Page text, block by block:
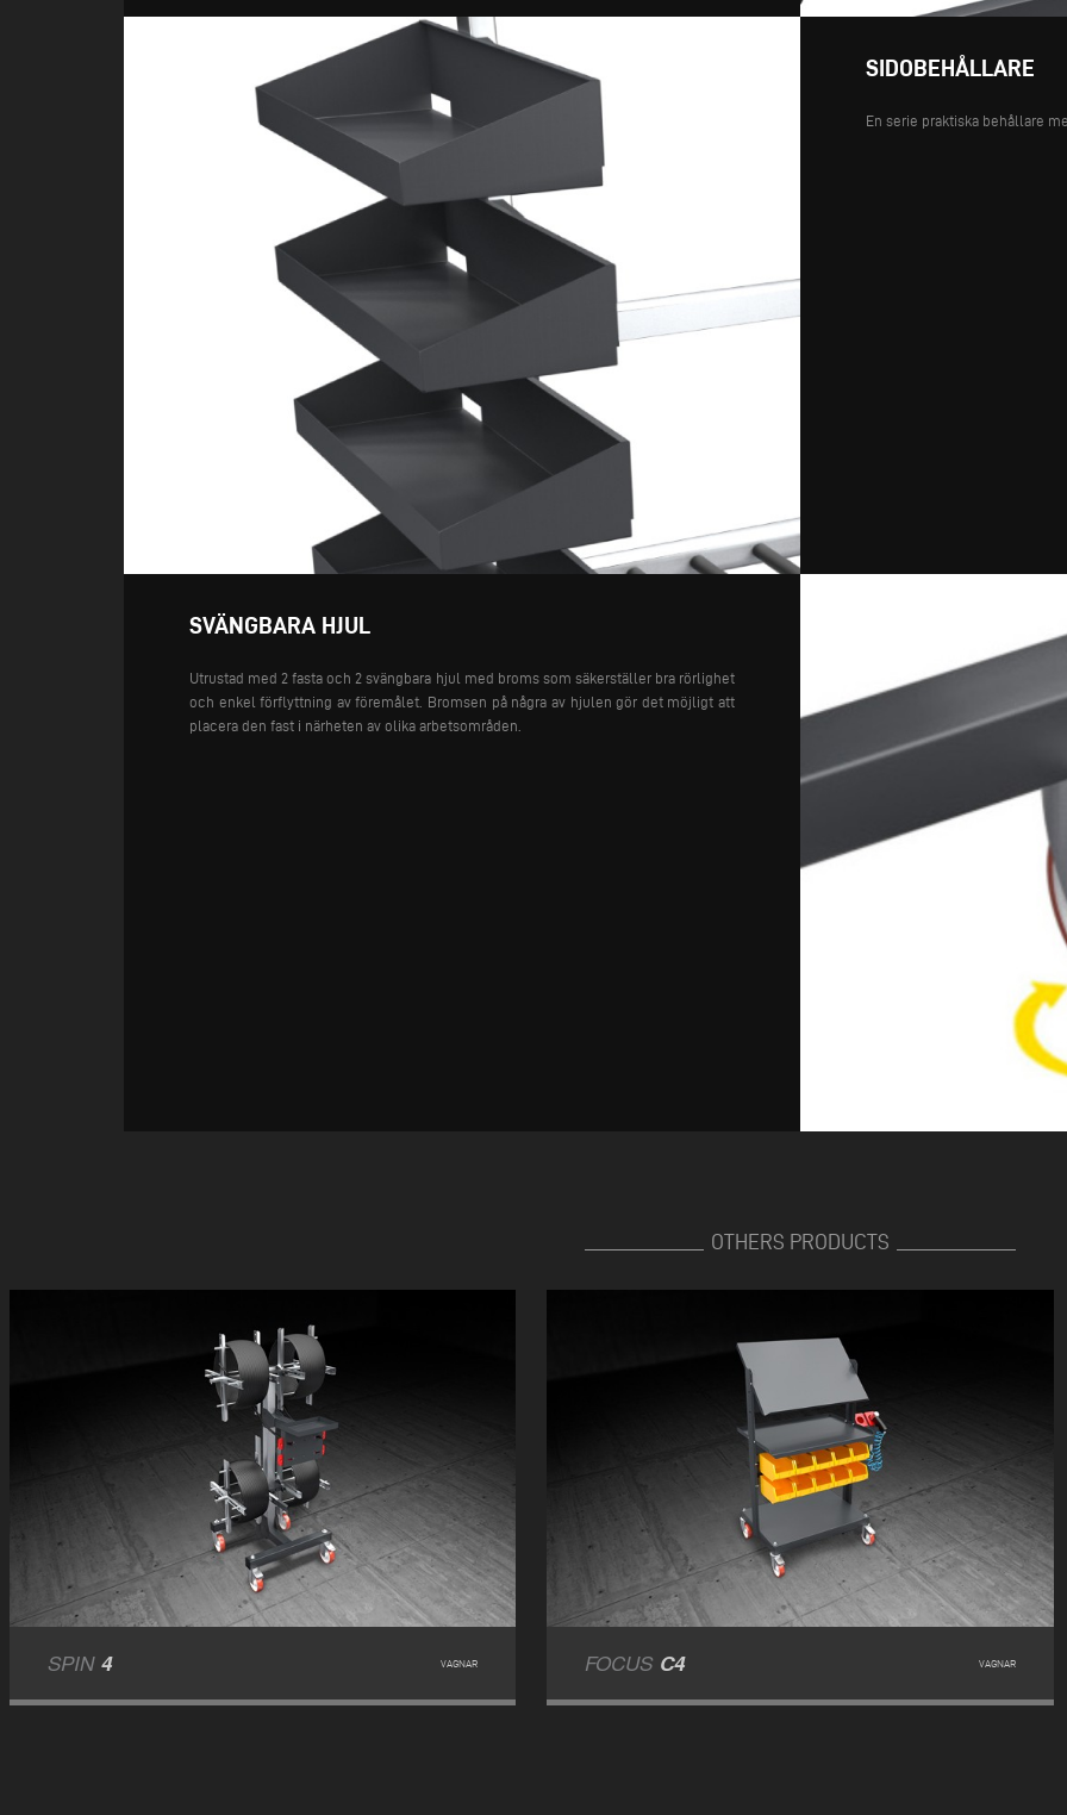
SIDOBEHÅLLARE
En serie praktiska behållare
SVÄNGBARA HJUL
Utrustad med 2 fasta och 2 svängbara hjul med broms som säkerställer bra rörlighet
och enkel förflyttning av föremålet. Bromsen på några av hjulen gör det möjligt att
placera den fast i närheten av olika arbetsområden.
OTHERS PRODUCTS
SPIN 4 VAGNAR FOCUS C4 VAGNAR